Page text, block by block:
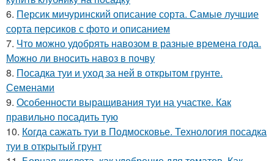
6. Персик мичуринский описание сорта. Самые лучшие
сорта персиков с фото и описанием
7. Что можно удобрять навозом в разные времена года.
Можно ли вносить навоз в почву
8. Посадка туи и уход за ней в открытом грунте.
Семенами
9. Особенности выращивания туи на участке. Как
правильно посадить тую
10. Когда сажать туи в Подмосковье. Технология посадка
туи в открытый грунт